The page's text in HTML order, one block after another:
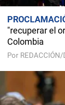
"recuperar el
Colombia
Por